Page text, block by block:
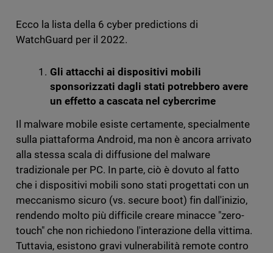
Ecco la lista della 6 cyber predictions di
WatchGuard per il 2022.
Gli attacchi ai dispositivi mobili
sponsorizzati dagli stati potrebbero avere
un effetto a cascata nel cybercrime
Il malware mobile esiste certamente, specialmente
sulla piattaforma Android, ma non è ancora arrivato
alla stessa scala di diffusione del malware
tradizionale per PC. In parte, ciò è dovuto al fatto
che i dispositivi mobili sono stati progettati con un
meccanismo sicuro (vs. secure boot) fin dall'inizio,
rendendo molto più difficile creare minacce "zero-
touch" che non richiedono l'interazione della vittima.
Tuttavia, esistono gravi vulnerabilità remote contro